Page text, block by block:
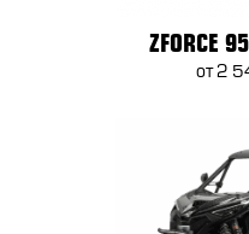
ZFORCE
от 2